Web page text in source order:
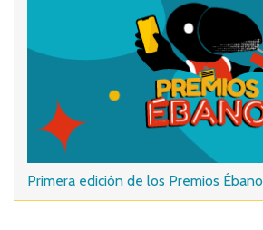
Primera edición de los Premios Ébano